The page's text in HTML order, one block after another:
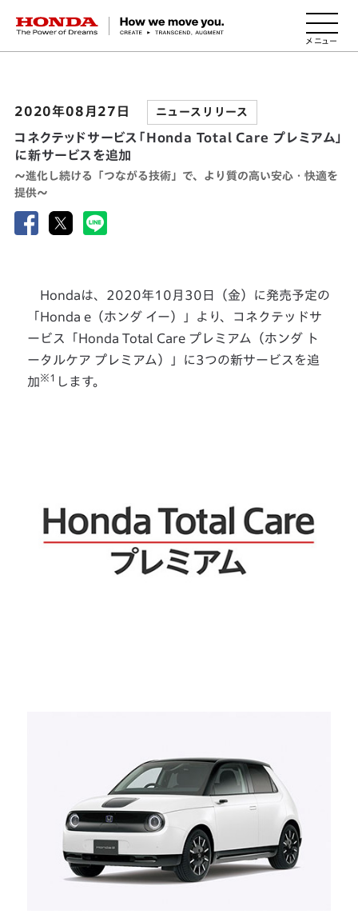
HONDA The Power of Dreams
2020年08月27日 ニュースリリース
コネクテッドサービス「Honda Total Care プレミアム」
に新サービスを追加
～進化し続ける「つながる技術」で、より質の高い安心・快適を
提供～
Hondaは、2020年10月30日（金）に発売予定の
「Honda e（ホンダ イー）」より、コネクテッドサ
ービス「Honda Total Care プレミアム（ホンダ ト
ータルケア プレミアム）」に3つの新サービスを追
加※1 します。